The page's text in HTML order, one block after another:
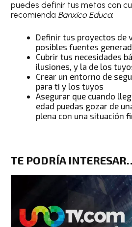
puedes definir tus metas con
recomienda Banxico Educa:
Definir tus proyectos de
posibles fuentes
Cubrir tus necesidades
ilusiones, y la de los
Crear un entorno de
para ti y los tuyos
Asegurar que cuando
edad puedas gozar de
plena con una situación
TE PODRÍA